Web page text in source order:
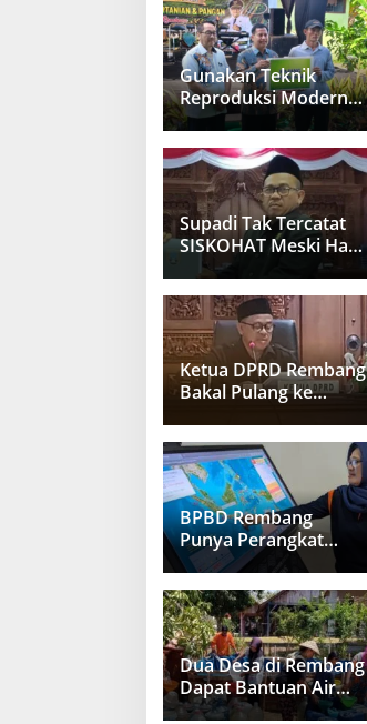
Gunakan Teknik
Reproduksi Modern,
Populasi Peternakan
Sapi di Rembang
Capai 100 Ribu Ekor
Supadi Tak Tercatat
SISKOHAT Meski Haji
Berkali-Kali
Ketua DPRD Rembang
Bakal Pulang ke
Divonis Bebas di Arab
Saudi
BPBD Rembang
Punya Perangkat
Deteksi Gempa dan
Tsunami
Dua Desa di Rembang
Dapat Bantuan Air
Bersih